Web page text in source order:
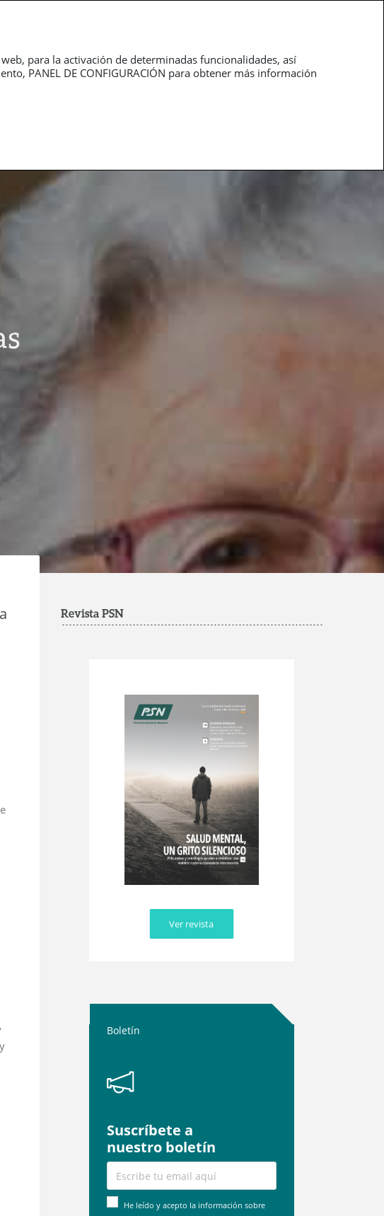
Revista PSN
Ver revista
Boletín
Suscríbete a
nuestro boletín
He leído y acepto la información sobre
para la activación de determinadas funcionalidades, así
PANEL DE CONFIGURACIÓN para obtener más información